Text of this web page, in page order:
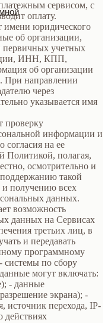
сервисом, с
оплату.
имени юридического
об организации,
первичных учетных
ИНН, КПП,
об организации
При направлении
через
указывается имя
проверку
информации и
согласия на ее
Политикой, полагая,
осмотрительно и
такой
и получению всех
данных.
возможность
данных на Сервисах
третьих лиц, в
и передавать
программному
системы по сбору
могут включать:
- данные
экрана); -
источник перехода, IP-
действиях